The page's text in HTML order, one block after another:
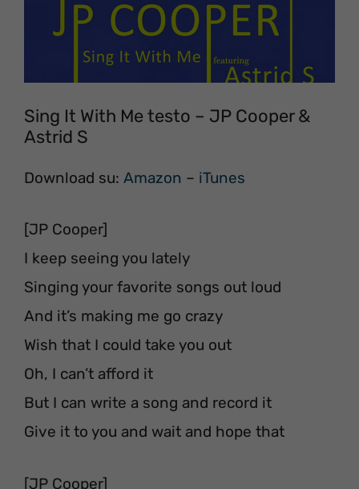
Sing It With Me testo – JP Cooper &
Astrid S
Download su: Amazon – iTunes
[JP Cooper]
I keep seeing you lately
Singing your favorite songs out loud
And it’s making me go crazy
Wish that I could take you out
Oh, I can’t afford it
But I can write a song and record it
Give it to you and wait and hope that
[JP Cooper]